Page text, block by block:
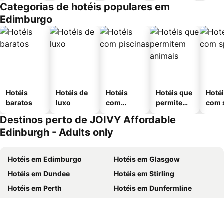
Categorias de hotéis populares em
Edimburgo
Hotéis
baratos
Hotéis de
luxo
Hotéis
com
Hotéis que
permitem
com
Destinos perto de JOIVY Affordable
Edinburgh - Adults only
Hotéis em Edimburgo
Hotéis em Glasgow
Hotéis em Dundee
Hotéis em Stirling
Hotéis em Perth
Hotéis em Dunfermline